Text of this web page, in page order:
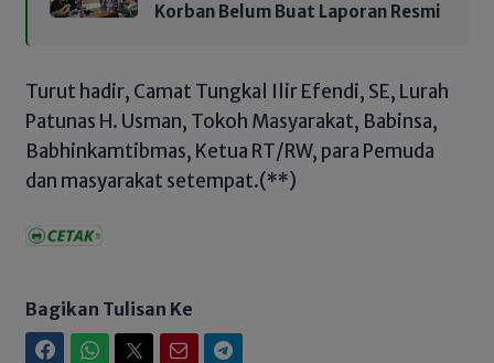
Korban Belum Buat Laporan Resmi
Turut hadir, Camat Tungkal Ilir Efendi, SE, Lurah
Patunas H. Usman, Tokoh Masyarakat, Babinsa,
Babhinkamtibmas, Ketua RT/RW, para Pemuda
dan masyarakat setempat.(**)
Bagikan Tulisan Ke